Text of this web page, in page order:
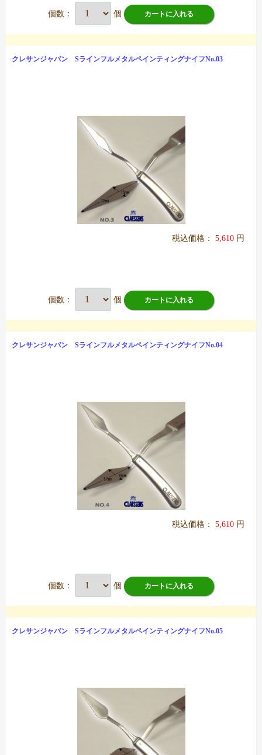
個数： 個 カートに入れる
クレサンジャパン SラインフルメタルペインティングナイフNo.03
税込価格： 5,610 円
個数： 個 カートに入れる
クレサンジャパン SラインフルメタルペインティングナイフNo.04
税込価格： 5,610 円
個数： 個 カートに入れる
クレサンジャパン SラインフルメタルペインティングナイフNo.05